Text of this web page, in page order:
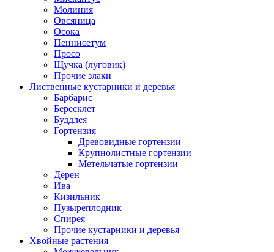
Молиния
Овсяница
Осока
Пеннисетум
Просо
Щучка (луговик)
Прочие злаки
Лиственные кустарники и деревья
Барбарис
Бересклет
Буддлея
Гортензия
Древовидные гортензии
Крупнолистные гортензии
Метельчатые гортензии
Дёрен
Ива
Кизильник
Пузыреплодник
Спирея
Прочие кустарники и деревья
Хвойные растения